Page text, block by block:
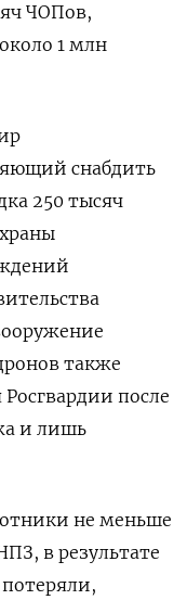
ЧОПов,
1 млн
снабдить
250 тысяч
также
после
и лишь
не меньше
в результате
потеряли,